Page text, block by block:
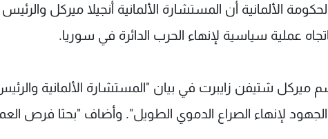
الألمانية أن المستشارة الألمانية أنجيلا ميركل
عملية سياسية لإنهاء الحرب الدائرة في سوريا.
ميركل شتيفن زايبرت في بيان "المستشارة الألمانية
لإنهاء الصراع الدموي الطويل". وأضاف "بحثا فرص